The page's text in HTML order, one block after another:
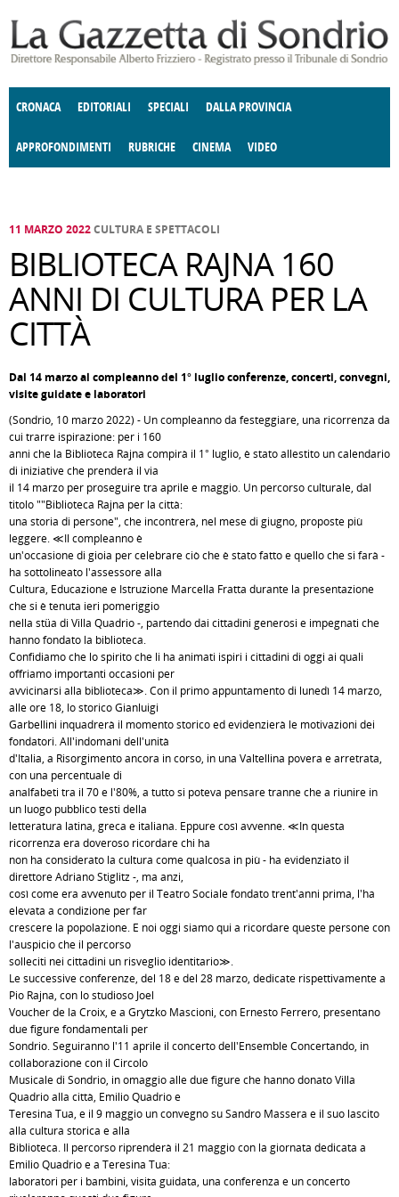
CRONACA EDITORIALI SPECIALI DALLA PROVINCIA
APPROFONDIMENTI
E SPETTACOLI POLITICA
RUBRICHE
DELLE IDEE FATTI DELLO SPIRITO CCCVA
CINEMA VIDEO
11 MARZO 2022CULTURA E SPETTACOLI
BIBLIOTECA RAJNA 160
ANNI DI CULTURA PER LA
CITTÀ
Dal 14 marzo al compleanno del 1° luglio conferenze, concerti, convegni,
visite guidate e laboratori
(Sondrio, 10 marzo 2022) - Un compleanno da festeggiare, una ricorrenza da
cui trarre ispirazione: per i 160
anni che la Biblioteca Rajna compirà il 1° luglio, è stato allestito un calendario
di iniziative che prenderà il via
il 14 marzo per proseguire tra aprile e maggio. Un percorso culturale, dal
titolo ""Biblioteca Rajna per la città:
una storia di persone", che incontrerà, nel mese di giugno, proposte più
leggere. ≪Il compleanno è
un'occasione di gioia per celebrare ciò che è stato fatto e quello che si farà -
ha sottolineato l'assessore alla
Cultura, Educazione e Istruzione Marcella Fratta durante la presentazione
che si è tenuta ieri pomeriggio
nella stüa di Villa Quadrio -, partendo dai cittadini generosi e impegnati che
hanno fondato la biblioteca.
Confidiamo che lo spirito che li ha animati ispiri i cittadini di oggi ai quali
offriamo importanti occasioni per
avvicinarsi alla biblioteca≫. Con il primo appuntamento di lunedì 14 marzo,
alle ore 18, lo storico Gianluigi
Garbellini inquadrerà il momento storico ed evidenzierà le motivazioni dei
fondatori. All'indomani dell'unità
d'Italia, a Risorgimento ancora in corso, in una Valtellina povera e arretrata,
con una percentuale di
analfabeti tra il 70 e l'80%, a tutto si poteva pensare tranne che a riunire in
un luogo pubblico testi della
letteratura latina, greca e italiana. Eppure così avvenne. ≪In questa
ricorrenza era doveroso ricordare chi ha
non ha considerato la cultura come qualcosa in più - ha evidenziato il
direttore Adriano Stiglitz -, ma anzi,
così come era avvenuto per il Teatro Sociale fondato trent'anni prima, l'ha
elevata a condizione per far
crescere la popolazione. E noi oggi siamo qui a ricordare queste persone con
l'auspicio che il percorso
solleciti nei cittadini un risveglio identitario≫.
Le successive conferenze, del 18 e del 28 marzo, dedicate rispettivamente a
Pio Rajna, con lo studioso Joel
Voucher de la Croix, e a Grytzko Mascioni, con Ernesto Ferrero, presentano
due figure fondamentali per
Sondrio. Seguiranno l'11 aprile il concerto dell'Ensemble Concertando, in
collaborazione con il Circolo
Musicale di Sondrio, in omaggio alle due figure che hanno donato Villa
Quadrio alla città, Emilio Quadrio e
Teresina Tua, e il 9 maggio un convegno su Sandro Massera e il suo lascito
alla cultura storica e alla
Biblioteca. Il percorso riprenderà il 21 maggio con la giornata dedicata a
Emilio Quadrio e a Teresina Tua:
laboratori per i bambini, visita guidata, una conferenza e un concerto